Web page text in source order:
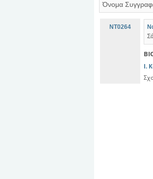
Όνομα
NT0264
Ι.